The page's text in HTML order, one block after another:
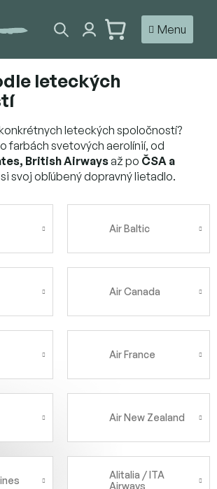
NÁKUPNÝ
leteckých
leteckých spoločností?
farbách svetových aerolínií, od
British Airwaysaž po ČSA a
svoj obľúbený dopravný lietadlo.
Air Baltic
Air Canada
Air France
Air New Zealand
Alitalia / ITA
Airways